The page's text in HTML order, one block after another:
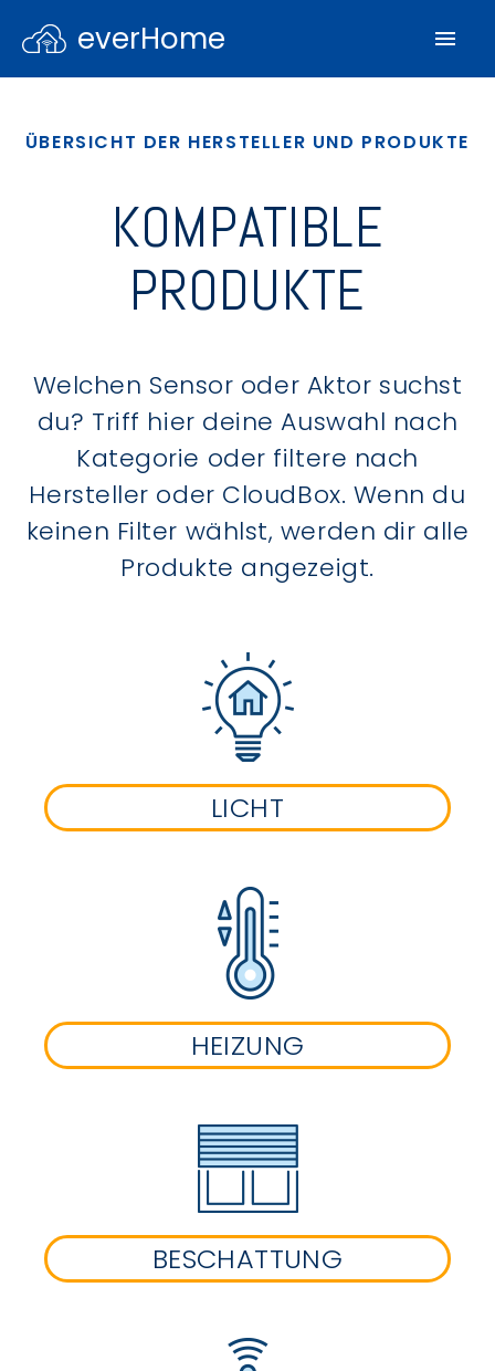
everHome
ÜBERSICHT DER HERSTELLER UND PRODUKTE
KOMPATIBLE
PRODUKTE
Welchen Sensor oder Aktor suchst
du? Triff hier deine Auswahl nach
Kategorie oder filtere nach
Hersteller oder CloudBox. Wenn du
keinen Filter wählst, werden dir alle
Produkte angezeigt.
LICHT
HEIZUNG
BESCHATTUNG